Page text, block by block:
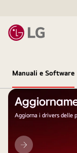
Manuali e Software
Aggiorna i drivers delle
Aggiornamento